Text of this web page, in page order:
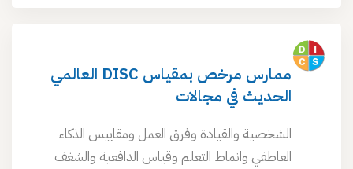
ممارس مرخص بمقياس DISC العالمي
الحديث في مجالات
الشخصية والقيادة وفرق العمل ومقاييس الذكاء
العاطفي وانماط التعلم وقياس الدافعية والشغف